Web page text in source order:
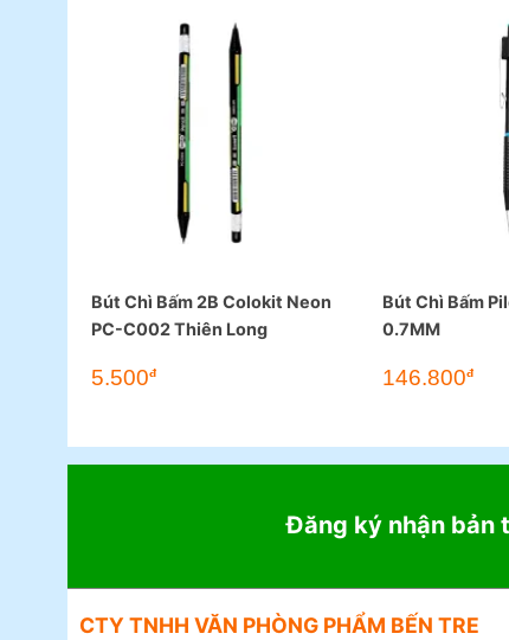
Bút Chì Bấm 2B Colokit Neon
PC-C002 Thiên Long
5.500đ
Bút Chì Bấm
0.7MM
146.800đ
Đăng ký nhận bản
CTY TNHH VĂN PHÒNG PHẨM BẾN TRE